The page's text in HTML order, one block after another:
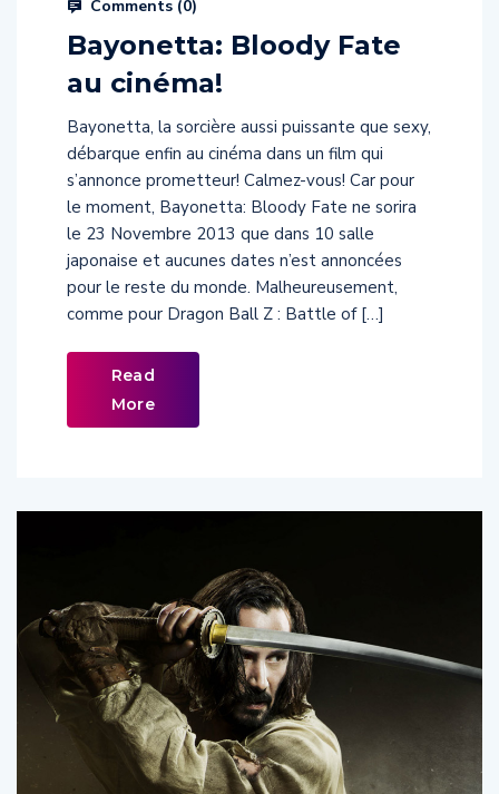
Bayonetta: Bloody Fate
au cinéma!
débarque enfin au cinéma dans un film qui
s’annonce prometteur! Calmez-vous! Car pour
le moment, Bayonetta: Bloody Fate ne sorira
le 23 Novembre 2013 que dans 10 salle
japonaise et aucunes dates n’est annoncées
pour le reste du monde. Malheureusement,
comme pour Dragon Ball Z : Battle of […]
Read
More